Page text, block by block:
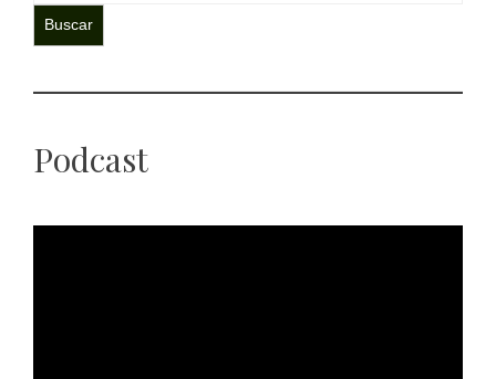
Buscar
Podcast